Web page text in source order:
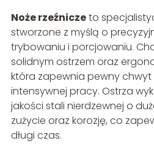
Noże rzeźniczeto
stworzone z myślą o
trybowaniu i porcjowaniu.
solidnym ostrzem oraz
która zapewnia pewny
intensywnej pracy. Ostrza
jakości stali nierdzewnej o
zużycie oraz korozję, co
długi czas.